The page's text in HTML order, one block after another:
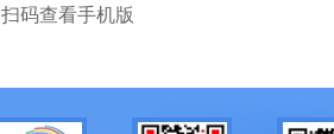
扫码查看手机版